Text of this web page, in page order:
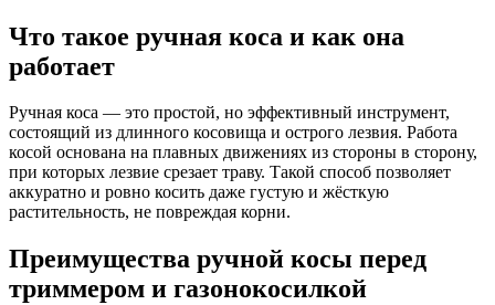
Что такое ручная коса и как она
работает
Ручная коса — это простой, но эффективный инструмент,
состоящий из длинного косовища и острого лезвия. Работа
косой основана на плавных движениях из стороны в сторону,
при которых лезвие срезает траву. Такой способ позволяет
аккуратно и ровно косить даже густую и жёсткую
растительность, не повреждая корни.
Преимущества ручной косы перед
триммером и газонокосилкой